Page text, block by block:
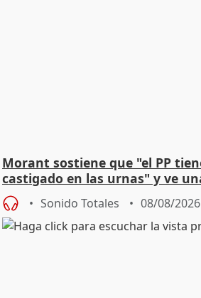
Morant sostiene que "el PP
castigado en las urnas" y ve
cambio"
Sonido Totales 08/08/2026